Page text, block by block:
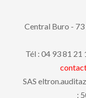
Central Buro - 73
Tél : 04 93 81 21
SAS
: